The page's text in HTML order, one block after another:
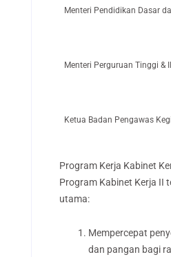
Menteri Pendidikan Dasar
Menteri Perguruan Tinggi &
Ketua Badan Pengawas
Program Kerja Kabinet
Program Kabinet Kerja II
utama:
Mempercepat
dan pangan bagi